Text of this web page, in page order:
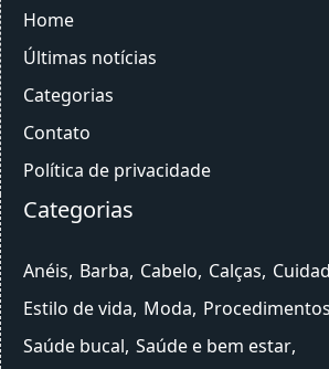
Home
Últimas notícias
Categorias
Contato
Política de privacidade
Categorias
Anéis Barba Cabelo Calças
Estilo de vida Moda
Saúde bucal Saúde e bem estar